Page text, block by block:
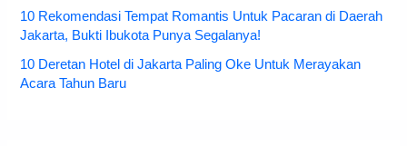
10 Rekomendasi Tempat Romantis Untuk Pacaran di Daerah
Jakarta, Bukti Ibukota Punya Segalanya!
10 Deretan Hotel di Jakarta Paling Oke Untuk Merayakan
Acara Tahun Baru